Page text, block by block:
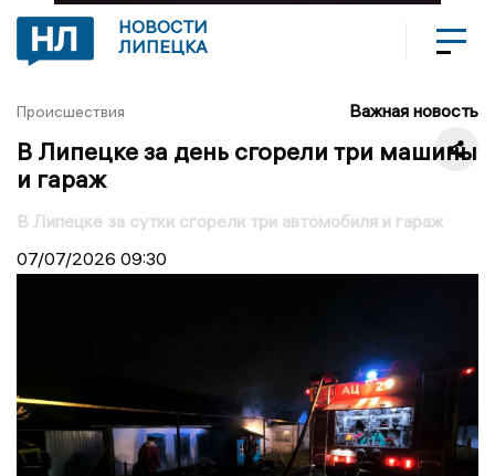
НОВОСТИ
ЛИПЕЦКА
Происшествия Важная новость
В Липецке за день сгорели три машины
и гараж
В Липецке за сутки сгорели три автомобиля и гараж
07/07/2026 09:30